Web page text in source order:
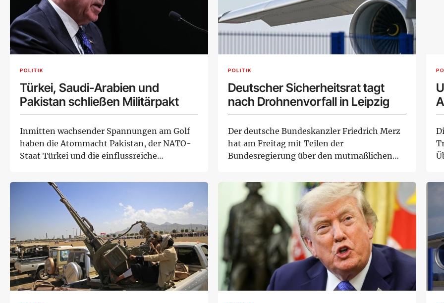
POLITIK
Türkei, Saudi-Arabien und
Pakistan schließen Militärpakt
Inmitten wachsender Spannungen am Golf
haben die Atommacht Pakistan, der NATO-
Staat Türkei und die einflussreiche
POLITIK
Deutscher Sicherheitsrat tagt
nach Drohnenvorfall in Leipzig
Der deutsche Bundeskanzler Friedrich Merz
hat am Freitag mit Teilen der
Bundesregierung über den mutmaßlichen